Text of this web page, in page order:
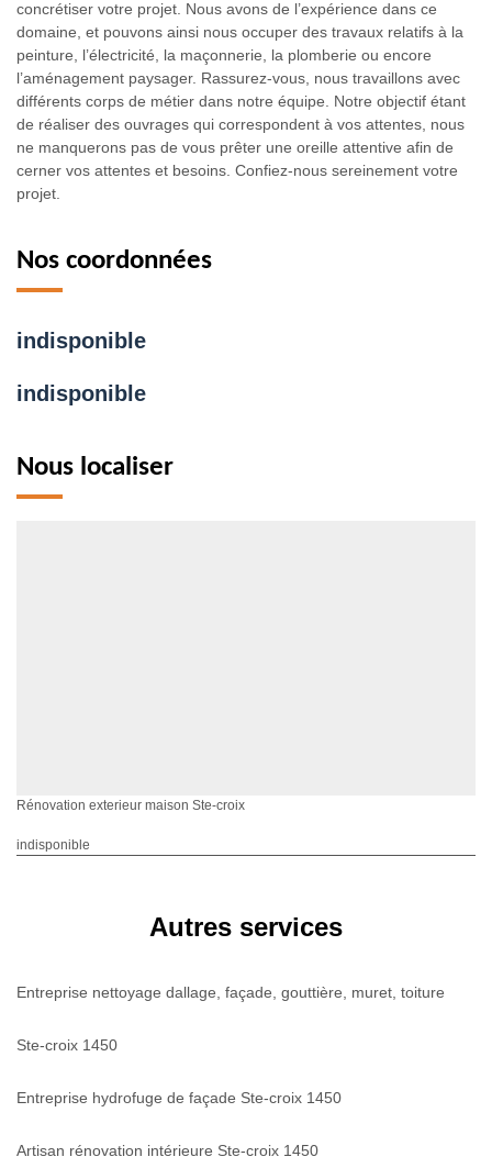
concrétiser votre projet. Nous avons de l’expérience dans ce
domaine, et pouvons ainsi nous occuper des travaux relatifs à la
peinture, l’électricité, la maçonnerie, la plomberie ou encore
l’aménagement paysager. Rassurez-vous, nous travaillons avec
différents corps de métier dans notre équipe. Notre objectif étant
de réaliser des ouvrages qui correspondent à vos attentes, nous
ne manquerons pas de vous prêter une oreille attentive afin de
cerner vos attentes et besoins. Confiez-nous sereinement votre
projet.
Nos coordonnées
indisponible
indisponible
Nous localiser
Rénovation exterieur maison Ste-croix
indisponible
Autres services
Entreprise nettoyage dallage, façade, gouttière, muret, toiture
Ste-croix 1450
Entreprise hydrofuge de façade Ste-croix 1450
Artisan rénovation intérieure Ste-croix 1450